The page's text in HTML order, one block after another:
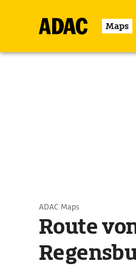
Maps
ADAC Maps
Route